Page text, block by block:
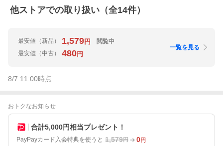
他ストアでの取り扱い（全14件）
最安値 （新品） 1,579円
閲覧中
最安値 （中古） 480円
一覧を見る
8/7 11:00時点
おトクなお知らせ
合計5,000円相当プレゼント！
PayPayカード入会特典を使うと 1,579円 0円